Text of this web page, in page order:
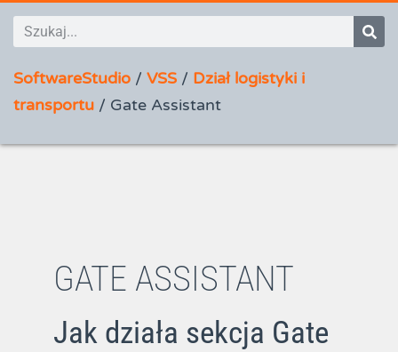
SoftwareStudio / VSS / Dział logistyki i
transportu / Gate Assistant
GATE ASSISTANT
Jak działa sekcja Gate